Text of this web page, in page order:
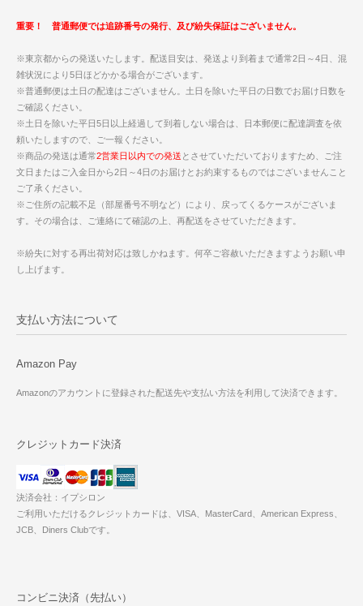
重要！ 普通郵便では追跡番号の発行、及び紛失保証はございません。
※東京都からの発送いたします。配送目安は、発送より到着まで通常2日～4日、混
雑状況により5日ほどかかる場合がございます。
※普通郵便は土日の配達はございません。土日を除いた平日の日数でお届け日数を
ご確認ください。
※土日を除いた平日5日以上経過して到着しない場合は、日本郵便に配達調査を依
頼いたしますので、ご一報ください。
※商品の発送は通常2営業日以内での発送 とさせていただいておりますため、ご注
文日またはご入金日から2日～4日のお届けとお約束するものではございませんこと
ご了承ください。
※ご住所の記載不足（部屋番号不明など）により、戻ってくるケースがございま
す。その場合は、ご連絡にて確認の上、再配送をさせていただきます。
※紛失に対する再出荷対応は致しかねます。何卒ご容赦いただきますようお願い申
し上げます。
支払い方法について
Amazon Pay
Amazonのアカウントに登録された配送先や支払い方法を利用して決済できます。
クレジットカード決済
決済会社：イプシロン
ご利用いただけるクレジットカードは、VISA、MasterCard、American Express、
JCB、Diners Clubです。
コンビニ決済（先払い）